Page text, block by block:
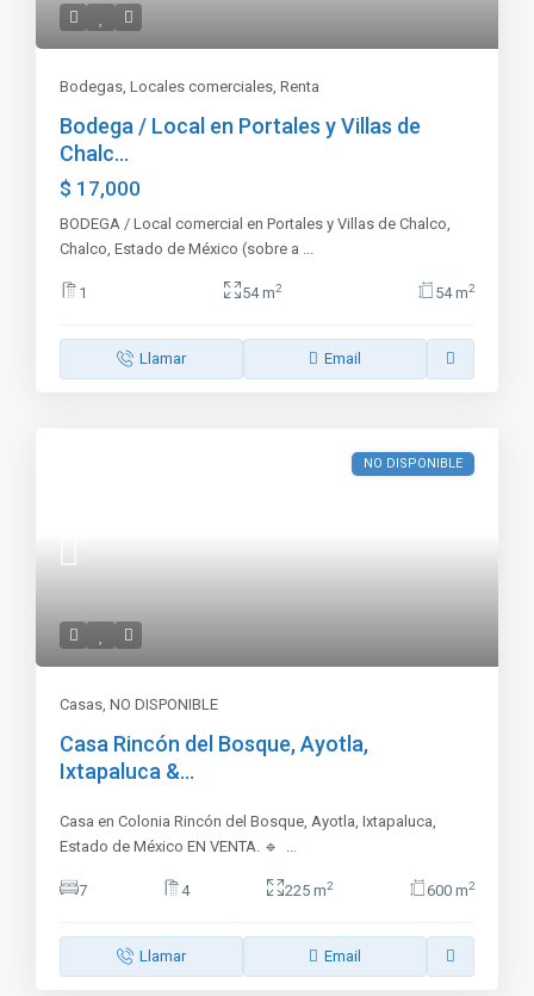
Bodegas ,Locales comerciales ,Renta
Bodega / Local en Portales y Villas de
Chalc...
$ 17,000
BODEGA / Local comercial en Portales y Villas de Chalco,
Chalco, Estado de México (sobre a
1 54 m2 54 m2
Llamar Email
NO DISPONIBLE
Casas ,NO DISPONIBLE
Casa Rincón del Bosque, Ayotla,
Ixtapaluca &...
Casa en Colonia Rincón del Bosque, Ayotla, Ixtapaluca,
Estado de México EN VENTA. 🔹
7 4 225 m2 600 m2
Llamar Email